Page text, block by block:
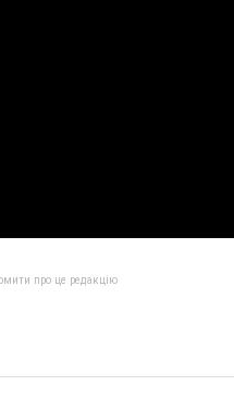
про це редакцію